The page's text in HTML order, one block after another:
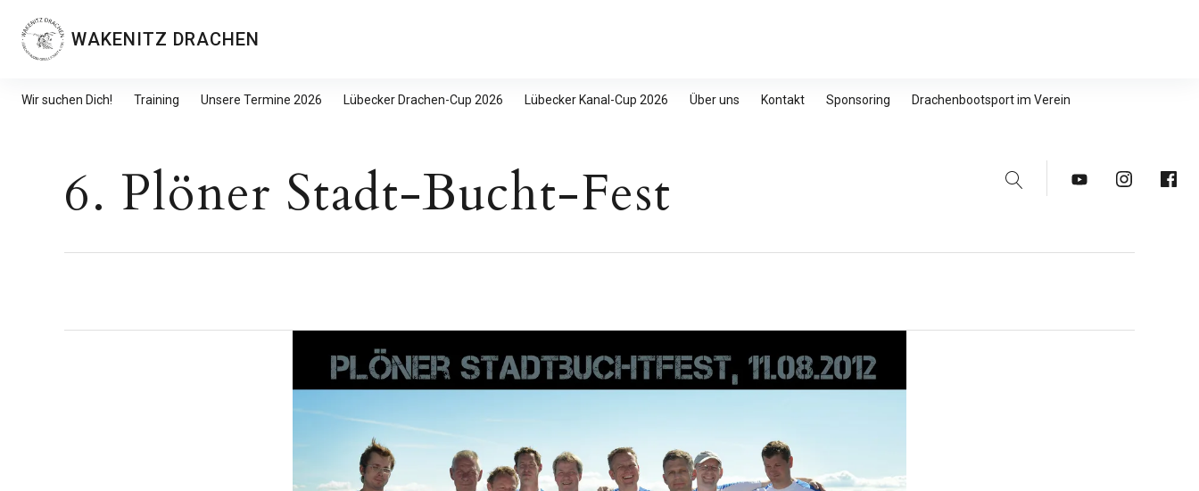
überspringenWAKENITZ DRACHEN
Wir suchen Dich! Training Unsere Termine 2026 Lübecker Drachen-Cup 2026 Lübecker Kanal-Cup 2026 Über uns Kontakt Sponsoring Drachenbootsport im Verein
Suche YoutubeInstagram
6. Plöner Stadt-Bucht-Fest